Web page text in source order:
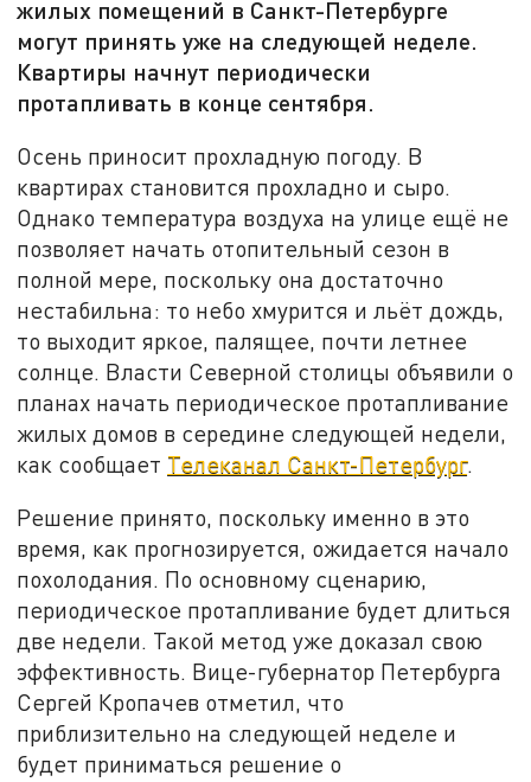
жилых помещений в Санкт-Петербурге
могут принять уже на следующей неделе.
Квартиры начнут периодически
протапливать в конце сентября.
Осень приносит прохладную погоду. В
квартирах становится прохладно и сыро.
Однако температура воздуха на улице ещё не
позволяет начать отопительный сезон в
полной мере, поскольку она достаточно
нестабильна: то небо хмурится и льёт дождь,
то выходит яркое, палящее, почти летнее
солнце. Власти Северной столицы объявили о
планах начать периодическое протапливание
жилых домов в середине следующей недели,
как сообщает Телеканал Санкт-Петербург.
Решение принято, поскольку именно в это
время, как прогнозируется, ожидается начало
похолодания. По основному сценарию,
периодическое протапливание будет длиться
две недели. Такой метод уже доказал свою
эффективность. Вице-губернатор Петербурга
Сергей Кропачев отметил, что
приблизительно на следующей неделе и
будет приниматься решение о